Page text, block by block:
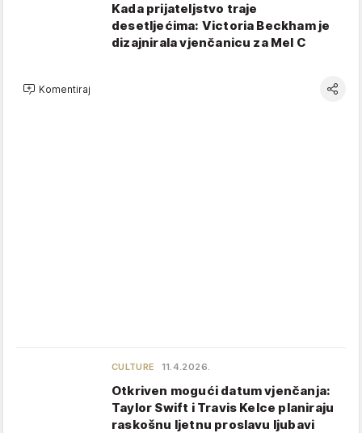
Kada prijateljstvo traje
desetljećima: Victoria Beckham je
dizajnirala vjenčanicu za Mel C
Komentiraj
CULTURE 11.4.2026.
Otkriven mogući datum vjenčanja:
Taylor Swift i Travis Kelce planiraju
raskošnu ljetnu proslavu ljubavi